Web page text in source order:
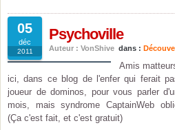
05
déc
2011
Psychoville
Auteur : VonShive dans :
Amis
ici, dans ce blog de l'enfer qui ferait
joueur de dominos, pour vous parler
mois, mais syndrome CaptainWeb
(Ça c'est fait, et c'est gratuit)